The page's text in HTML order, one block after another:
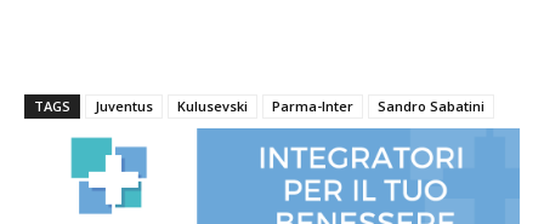
TAGS Juventus Kulusevski Parma-Inter Sandro Sabatini